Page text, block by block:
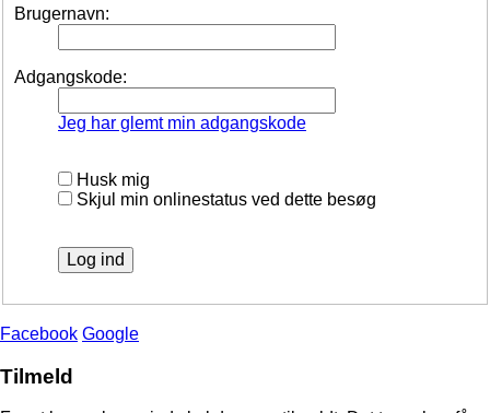
Brugernavn:
Adgangskode:
Jeg har glemt min adgangskode
Husk mig
Skjul min onlinestatus ved dette besøg
Facebook Google
Tilmeld